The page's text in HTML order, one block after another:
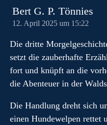
Bert G. P. Tönnies
12. April 2025 um 15:22
Die dritte
setzt die zauberhafte
fort und knüpft an die
die Abenteuer in der
Die Handlung dreht sich
einen Hundewelpen rettet